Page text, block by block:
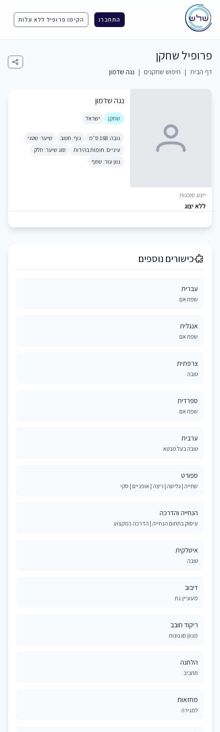
התחברו הקימו פרופיל ללא עלות
פרופיל שחקן
דף הבית | חיפוש שחקנים | נגה שדמון
ייצוג סוכנות
ללא יצוג
נגה שדמון
שחקן ישראל
גובה: 168 ס״מ גוף: חטוב
שיער: שטני
עיניים: חומות בהירות
סוג שיער: חלק
גוון עור: שזוף
כישורים נוספים
עברית
שפת אם
אנגלית
שפת אם
צרפתית
טובה
ספרדית
שפת אם
ערבית
טובה בעל מבטא
ספורט
שחייה | גלישה | ריצה | אופניים | סקי
הנחייה והדרכה
עיסוק בתחום הנחייה | הדרכה כמקצוע
איטלקית
טובה
דיבוב
מעוניין.נת
ריקוד חובב
מגוון סגנונות
הלחנה
תחביב
מחזאות
למגירה